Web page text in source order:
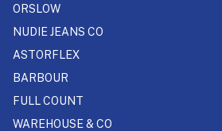
ORSLOW
NUDIE JEANS CO
ASTORFLEX
BARBOUR
FULL COUNT
WAREHOUSE & CO